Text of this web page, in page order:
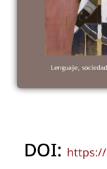
DOI: https://